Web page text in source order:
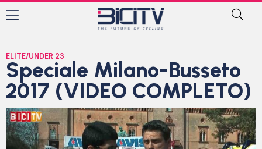
ELITE/UNDER 23
Speciale Milano-Busseto
2017 (VIDEO COMPLETO)